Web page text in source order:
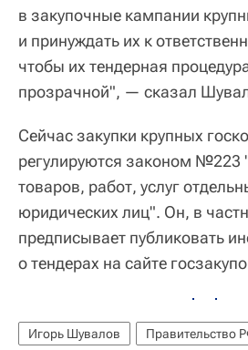
в закупочные кампании
и принуждать их к
чтобы их тендерная
прозрачной", — сказал
Сейчас закупки крупных
регулируются законом №223
товаров, работ, услуг
юридических лиц". Он, в
предписывает публиковать
о тендерах на сайте
Игорь Шувалов Правительство